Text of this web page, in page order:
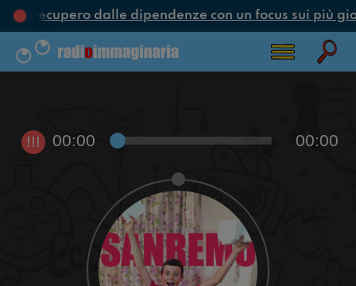
e recupero dalle dipendenze con un focus sui più
!!! 00:00 00:00